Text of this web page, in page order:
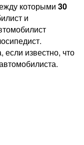
которыми 30
и
если известно, что